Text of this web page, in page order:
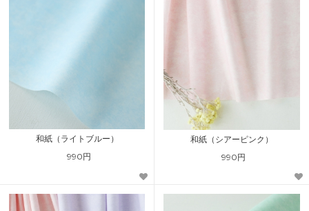
和紙（ライトブルー）
990円
和紙（シアーピンク）
990円